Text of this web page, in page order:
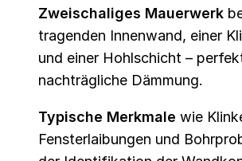
Zweischaliges Mauerwerk
tragenden Innenwand, einer
und einer Hohlschicht –
nachträgliche Dämmung.
Typische Merkmale wie
Fensterlaibungen und